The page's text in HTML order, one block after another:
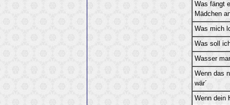
Was fängt
Mädchen
Was mich
Was soll
Wasser
Wenn das
wär´
Wenn dein